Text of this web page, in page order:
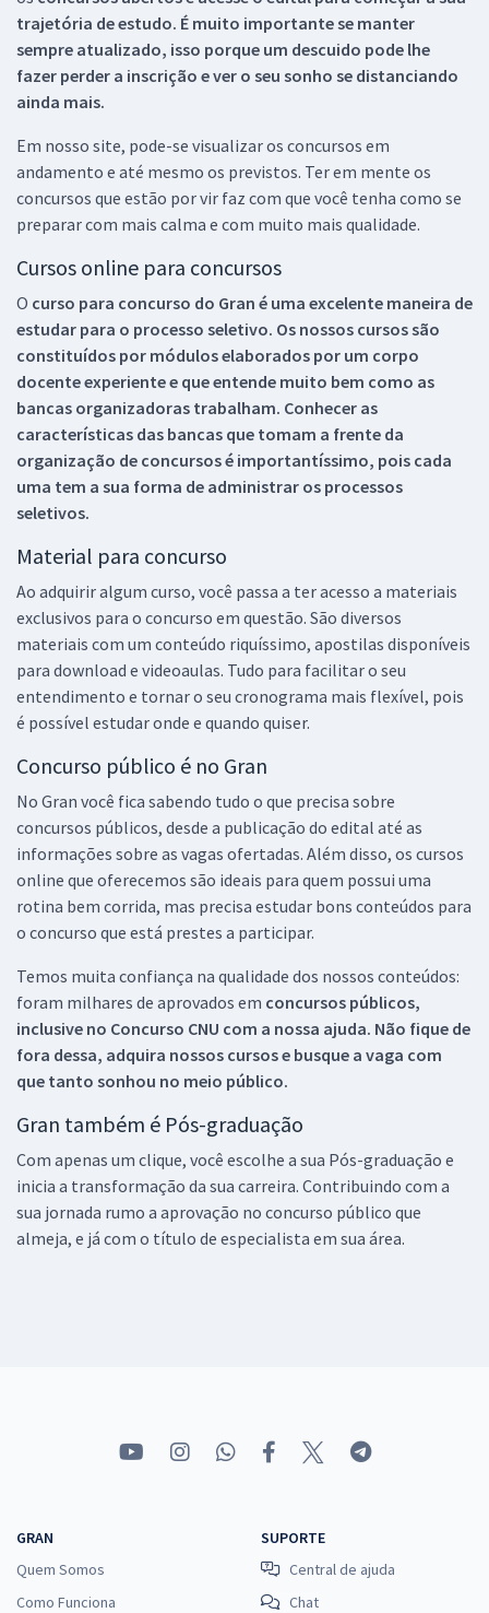
trajetória de estudo. É muito importante se manter
sempre atualizado, isso porque um descuido pode lhe
fazer perder a inscrição e ver o seu sonho se distanciando
ainda mais.
Em nosso site, pode-se visualizar os concursos em
andamento e até mesmo os previstos. Ter em mente os
concursos que estão por vir faz com que você tenha como se
preparar com mais calma e com muito mais qualidade.
Cursos online para concursos
O curso para concurso do Gran é uma excelente maneira de
estudar para o processo seletivo. Os nossos cursos são
constituídos por módulos elaborados por um corpo
docente experiente e que entende muito bem como as
bancas organizadoras trabalham. Conhecer as
características das bancas que tomam a frente da
organização de concursos é importantíssimo, pois cada
uma tem a sua forma de administrar os processos
seletivos.
Material para concurso
Ao adquirir algum curso, você passa a ter acesso a materiais
exclusivos para o concurso em questão. São diversos
materiais com um conteúdo riquíssimo, apostilas disponíveis
para download e videoaulas. Tudo para facilitar o seu
entendimento e tornar o seu cronograma mais flexível, pois
é possível estudar onde e quando quiser.
Concurso público é no Gran
No Gran você fica sabendo tudo o que precisa sobre
concursos públicos, desde a publicação do edital até as
informações sobre as vagas ofertadas. Além disso, os cursos
online que oferecemos são ideais para quem possui uma
rotina bem corrida, mas precisa estudar bons conteúdos para
o concurso que está prestes a participar.
Temos muita confiança na qualidade dos nossos conteúdos:
foram milhares de aprovados em concursos públicos,
inclusive no Concurso CNU com a nossa ajuda. Não fique de
fora dessa, adquira nossos cursos e busque a vaga com
que tanto sonhou no meio público.
Gran também é Pós-graduação
Com apenas um clique, você escolhe a sua Pós-graduação e
inicia a transformação da sua carreira. Contribuindo com a
sua jornada rumo a aprovação no concurso público que
almeja, e já com o título de especialista em sua área.
GRAN
Quem Somos
Como Funciona
SUPORTE
Central de ajuda
Chat